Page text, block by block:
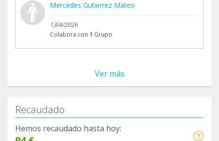
Mercedes Gutierrez Mateo
13/4/2026
Colabora con 1 Grupo
Ver más
Recaudado
Hemos recaudado hasta hoy: